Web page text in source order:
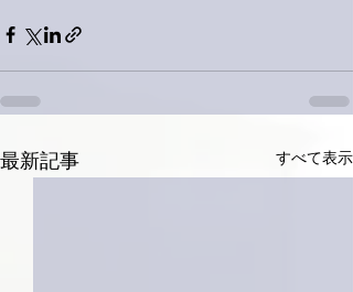
最新記事 すべて表示